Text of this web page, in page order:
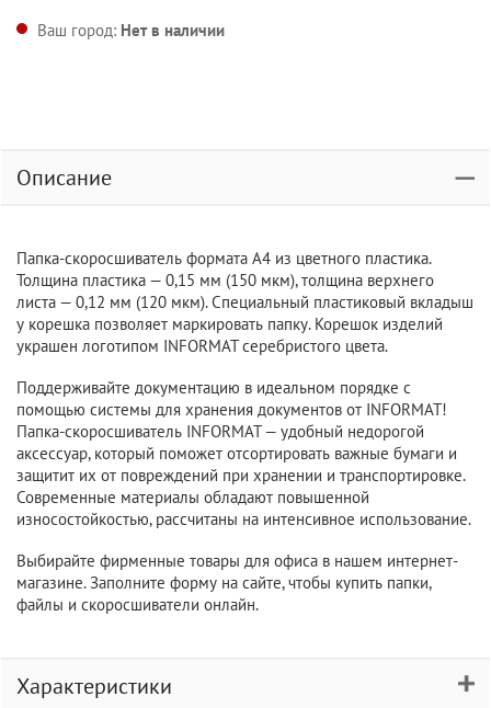
Ваш город: Нет в наличии
Описание
Папка-скоросшиватель формата А4 из цветного пластика.
Толщина пластика — 0,15 мм (150 мкм), толщина верхнего
листа — 0,12 мм (120 мкм). Специальный пластиковый вкладыш
у корешка позволяет маркировать папку. Корешок изделий
украшен логотипом INFORMAT серебристого цвета.
Поддерживайте документацию в идеальном порядке с
помощью системы для хранения документов от INFORMAT!
Папка-скоросшиватель INFORMAT — удобный недорогой
аксессуар, который поможет отсортировать важные бумаги и
защитит их от повреждений при хранении и транспортировке.
Современные материалы обладают повышенной
износостойкостью, рассчитаны на интенсивное использование.
Выбирайте фирменные товары для офиса в нашем интернет-
магазине. Заполните форму на сайте, чтобы купить папки,
файлы и скоросшиватели онлайн.
Характеристики